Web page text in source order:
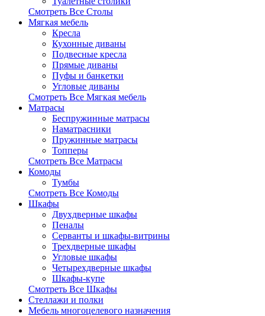
Смотреть Все Столы
Мягкая мебель
Кресла
Кухонные диваны
Подвесные кресла
Прямые диваны
Пуфы и банкетки
Угловые диваны
Смотреть Все Мягкая мебель
Матрасы
Беспружинные матрасы
Наматрасники
Пружинные матрасы
Топперы
Смотреть Все Матрасы
Комоды
Тумбы
Смотреть Все Комоды
Шкафы
Двухдверные шкафы
Пеналы
Серванты и шкафы-витрины
Трехдверные шкафы
Угловые шкафы
Четырехдверные шкафы
Шкафы-купе
Смотреть Все Шкафы
Стеллажи и полки
Мебель многоцелевого назначения